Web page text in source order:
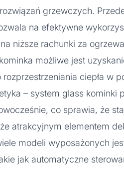
grzewczych.
na efektywne
niższe rachunki za
możliwe jest
ciepła w
– system glass kominki
co sprawia, że
atrakcyjnym elementem
modeli wyposażonych
jak automatyczne